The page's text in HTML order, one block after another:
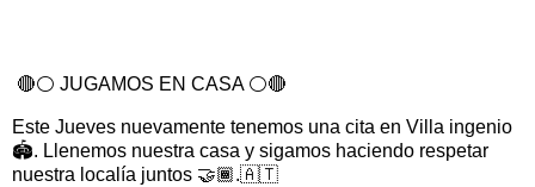
🔴⚪️ JUGAMOS EN CASA ⚪️🔴
Este Jueves nuevamente tenemos una cita en Villa ingenio
🏟. Llenemos nuestra casa y sigamos haciendo respetar
nuestra localía juntos 🤝🏾.🇦🇹